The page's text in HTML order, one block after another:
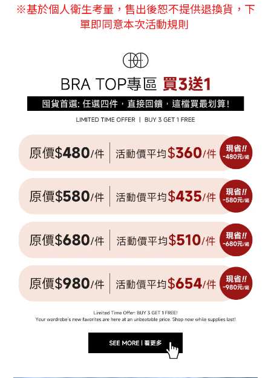
※基於個人衛生考量，售出後恕不提供退換貨 ，下
單即同意本次活動規則